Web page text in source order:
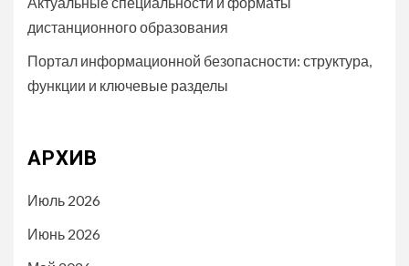
дистанционного образования
Портал информационной безопасности: структура,
функции и ключевые разделы
АРХИВ
Июль 2026
Июнь 2026